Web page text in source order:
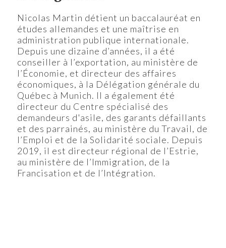
Nicolas Martin détient un baccalauréat en
études allemandes et une maîtrise en
administration publique internationale.
Depuis une dizaine d’années, il a été
conseiller à l’exportation, au ministère de
l’Économie, et directeur des affaires
économiques, à la Délégation générale du
Québec à Munich. Il a également été
directeur du Centre spécialisé des
demandeurs d'asile, des garants défaillants
et des parrainés, au ministère du Travail, de
l’Emploi et de la Solidarité sociale. Depuis
2019, il est directeur régional de l’Estrie,
au ministère de l’Immigration, de la
Francisation et de l’Intégration.